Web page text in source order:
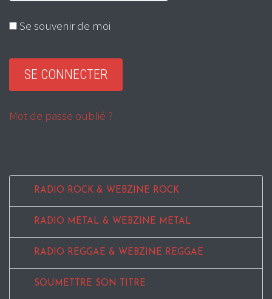
Se souvenir de moi
Mot de passe oublié ?
RADIO ROCK & WEBZINE ROCK
RADIO METAL & WEBZINE METAL
RADIO REGGAE & WEBZINE REGGAE
SOUMETTRE SON TITRE